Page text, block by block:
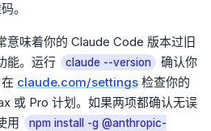
。
意味着你的 Claude Code 版本过旧
能。运行
claude --version
确认你
claude.com/settings 检查你的
或 Pro 计划。如果两项都确认无误
用
npm install -g @anthropic-